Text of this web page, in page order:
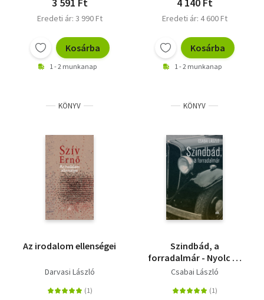
Eredeti ár: 3 990 Ft
Kosárba
1 - 2 munkanap
Eredeti ár: 4 600 Ft
Kosárba
1 - 2 munkanap
KÖNYV
Az irodalom ellenségei
Darvasi László
KÖNYV
Szindbád, a
forradalmár - Nyolc év
Misáéknál
Csabai László